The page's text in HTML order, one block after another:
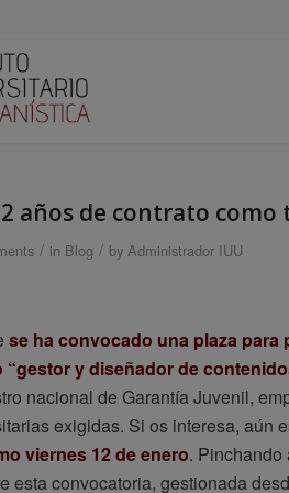
años de contrato
/ in Blog / by Administrador IUU
se ha convocado una plaza
“gestor y diseñador de
nacional de Garantía Juvenil,
exigidas. Si os interesa, aún
viernes 12 de enero. Pinchando
esta convocatoria, gestionada